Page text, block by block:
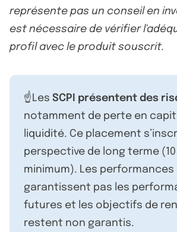
représente pas un conseil en
est nécessaire de vérifier
profil avec le produit souscrit.
☝️Les SCPI présentent des
notamment de perte en
liquidité. Ce placement
perspective de long terme
minimum). Les performances
garantissent pas les
futures et les objectifs de
restent non garantis.